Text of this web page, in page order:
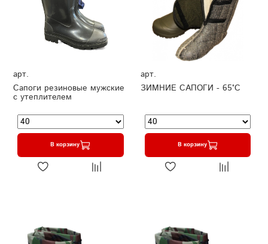
арт.
Сапоги резиновые мужские
с утеплителем
В корзину
арт.
ЗИМНИЕ САПОГИ - 65°C
В корзину